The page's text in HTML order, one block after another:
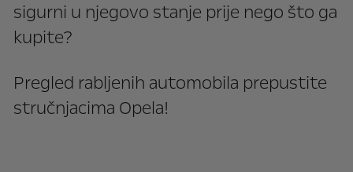
sigurni u njegovo stanje prije nego što ga
kupite?
Pregled rabljenih automobila prepustite
stručnjacima Opela!